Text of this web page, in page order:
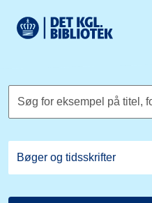
Det Kongelige Biblioteks
Søg for eksempel på titel,